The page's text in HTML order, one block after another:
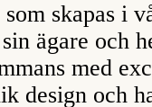
skapas i
ägare och
med
design och